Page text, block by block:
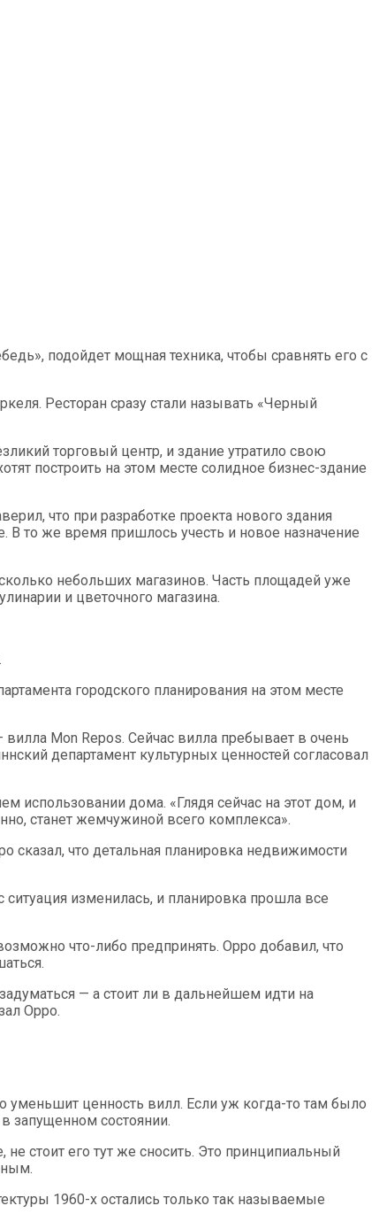
подойдет мощная техника, чтобы сравнять его с
Ресторан сразу стали называть «Черный
торговый центр, и здание утратило свою
построить на этом месте солидное бизнес-здание
что при разработке проекта нового здания
В то же время пришлось учесть и новое назначение
небольших магазинов. Часть площадей уже
и цветочного магазина.
городского планирования на этом месте
Mon Repos. Сейчас вилла пребывает в очень
департамент культурных ценностей согласовал
использовании дома. «Глядя сейчас на этот дом, и
станет жемчужиной всего комп­лекса».
сказал, что детальная планировка недвижимости
изменилась, и планировка прошла все
что-либо предпринять. Орро добавил, что
— а стоит ли в дальнейшем идти на
Орро.
ценность вилл. Если уж когда-то там было
запущенном состоянии.
стоит его тут же сносить. Это принципиальный
1960-х остались только так называемые